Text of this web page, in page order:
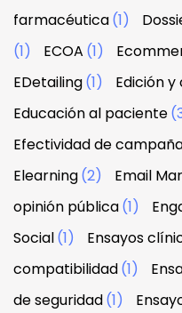
farmacéutica(1)
(1)
ECOA (1)
EDetailing(1) Edición
Educación al paciente
Efectividad de
Elearning(2) Email
opinión pública(1)
Social(1) Ensayos
compatibilidad(1)
de seguridad(1)